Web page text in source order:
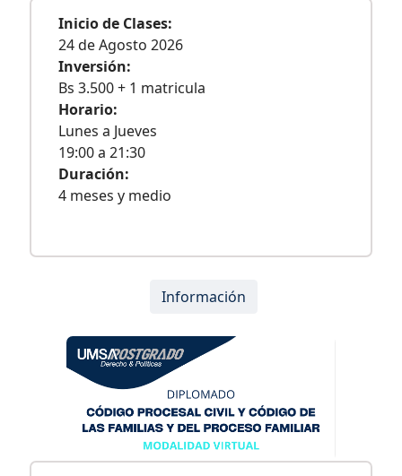
Inicio de Clases:
24 de Agosto 2026
Inversión:
Bs 3.500 + 1 matricula
Horario:
Lunes a Jueves
19:00 a 21:30
Duración:
4 meses y medio
Información